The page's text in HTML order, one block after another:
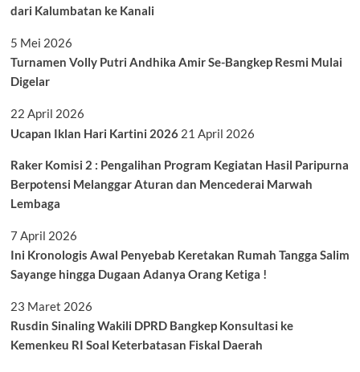
dari Kalumbatan ke Kanali
5 Mei 2026
Turnamen Volly Putri Andhika Amir Se-Bangkep Resmi Mulai
Digelar
22 April 2026
Ucapan Iklan Hari Kartini 2026 21 April 2026
Raker Komisi 2 : Pengalihan Program Kegiatan Hasil Paripurna
Berpotensi Melanggar Aturan dan Mencederai Marwah
Lembaga
7 April 2026
Ini Kronologis Awal Penyebab Keretakan Rumah Tangga Salim
Sayange hingga Dugaan Adanya Orang Ketiga !
23 Maret 2026
Rusdin Sinaling Wakili DPRD Bangkep Konsultasi ke
Kemenkeu RI Soal Keterbatasan Fiskal Daerah